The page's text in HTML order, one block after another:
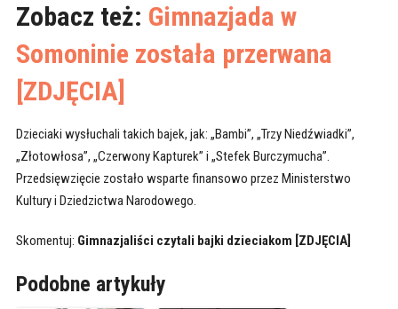
Zobacz też: Gimnazjada w
Somoninie została przerwana
[ZDJĘCIA]
Dzieciaki wysłuchali takich bajek, jak: „Bambi”, „Trzy Niedźwiadki”,
„Złotowłosa”, „Czerwony Kapturek” i „Stefek Burczymucha”.
Przedsięwzięcie zostało wsparte finansowo przez Ministerstwo
Kultury i Dziedzictwa Narodowego.
Skomentuj: Gimnazjaliści czytali bajki dzieciakom [ZDJĘCIA]
Podobne artykuły